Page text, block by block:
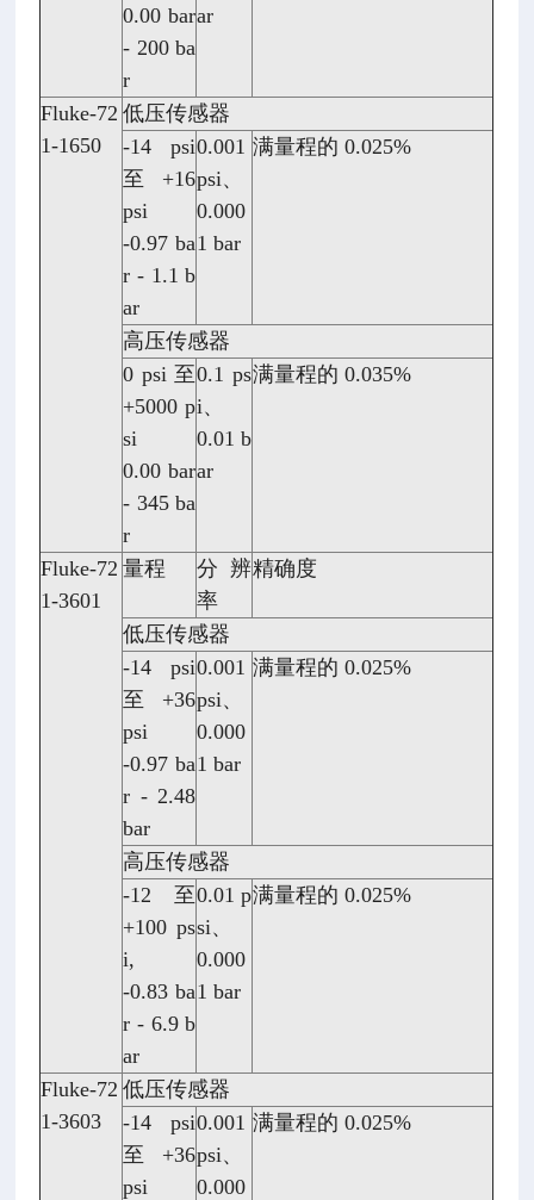
0.00 bar
- 200 ba
r
ar
Fluke-72
1-1650
低压传感器
-14 psi
至 +16
psi
-0.97 ba
r - 1.1 b
ar
0.001
psi、
0.000
1 bar
满量程的 0.025%
高压传感器
0 psi 至
+5000 p
si
0.00 bar
- 345 ba
r
0.1 ps
i、
0.01 b
ar
满量程的 0.035%
Fluke-72
1-3601
量程
分辨
率
精确度
低压传感器
-14 psi
至 +36
psi
-0.97 ba
r - 2.48
bar
0.001
psi、
0.000
1 bar
满量程的 0.025%
高压传感器
-12 至
+100 ps
i,
-0.83 ba
r - 6.9 b
ar
0.01 p
si、
0.000
1 bar
满量程的 0.025%
Fluke-72
1-3603
低压传感器
-14 psi
至 +36
psi
0.001
psi、
0.000
满量程的 0.025%